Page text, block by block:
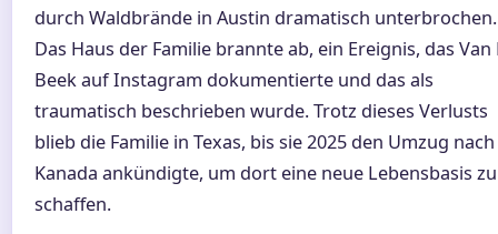
durch Waldbrände in Austin dramatisch unterbrochen.
Das Haus der Familie brannte ab, ein Ereignis, das Van
Beek auf Instagram dokumentierte und das als
traumatisch beschrieben wurde. Trotz dieses Verlusts
blieb die Familie in Texas, bis sie 2025 den Umzug nach
Kanada ankündigte, um dort eine neue Lebensbasis zu
schaffen.